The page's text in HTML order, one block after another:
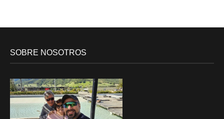
SOBRE NOSOTROS